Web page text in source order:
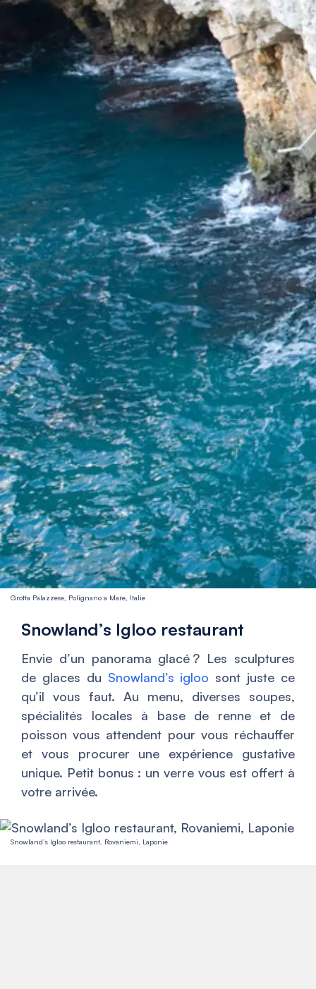
Grotta Palazzese, Polignano a Mare, Italie
Snowland’s Igloo restaurant
Envie d’un panorama glacé ? Les sculptures
de glaces du Snowland’s igloo sont juste ce
qu’il vous faut. Au menu, diverses soupes,
spécialités locales à base de renne et de
poisson vous attendent pour vous réchauffer
et vous procurer une expérience gustative
unique. Petit bonus : un verre vous est offert à
votre arrivée.
Snowland’s Igloo restaurant, Rovaniemi, Laponie